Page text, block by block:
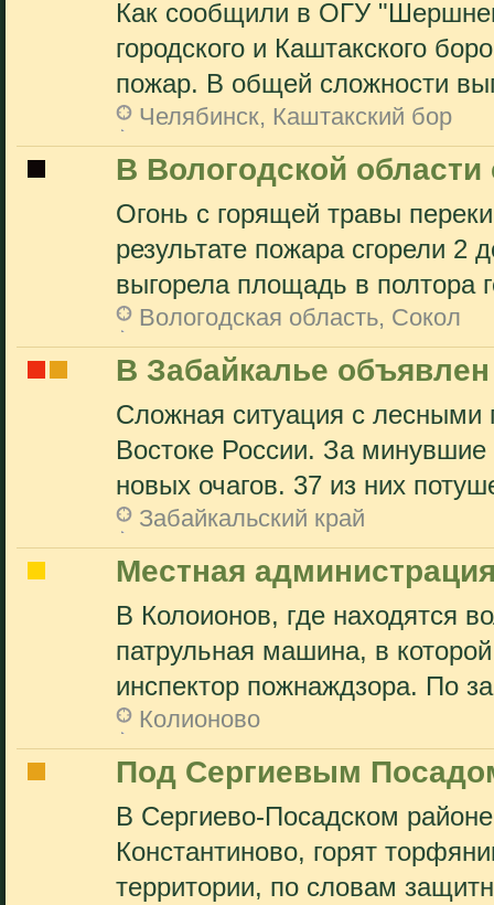
Как сообщили в ОГУ
городского и Каштакского
пожар. В общей сложности
Челябинск, Каштакский бор
В Вологодской области
Огонь с горящей травы
результате пожара сгорели 2
выгорела площадь в полтора
Вологодская область, Сокол
В Забайкалье
Сложная ситуация с
Востоке России. За минувшие
новых очагов. 37 из них
Забайкальский край
Местная
В Колоионов, где находятся
патрульная машина, в
инспектор пожнаждзора. По
Колионово
Под Сергиевым
В Сергиево-Посадском
Константиново, горят
территории, по словам